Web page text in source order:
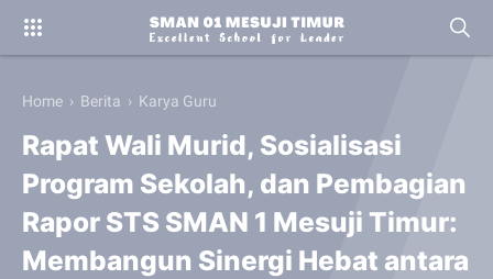
Home › Berita › Karya Guru
Rapat Wali Murid, Sosialisasi
Program Sekolah, dan Pembagian
Rapor STS SMAN 1 Mesuji Timur:
Membangun Sinergi Hebat antara